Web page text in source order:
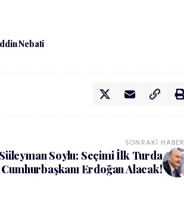
Nebati
SONRAKI HABER
Soylu: Seçimi İlk Turda
Cumhurbaşkanı Erdoğan Alacak!